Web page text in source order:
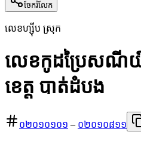
ចែករំលែក
លេខហ្ស៊ីប ស្រុក
លេខកូដប្រៃសណី
ខេត្ត បាត់ដំបង
០២០១០១០១ – ០២០១០៨១១